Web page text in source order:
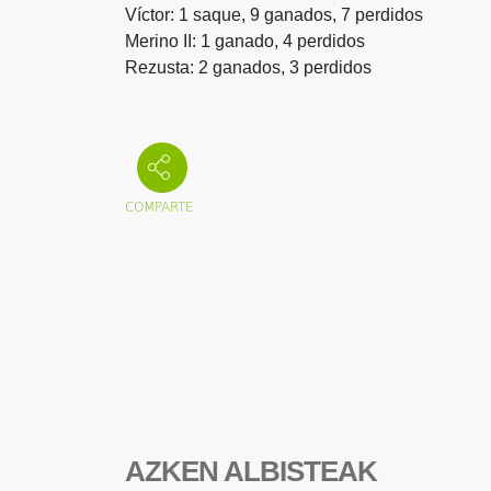
Víctor: 1 saque, 9 ganados, 7 perdidos
Merino II: 1 ganado, 4 perdidos
Rezusta: 2 ganados, 3 perdidos
AZKEN ALBISTEAK